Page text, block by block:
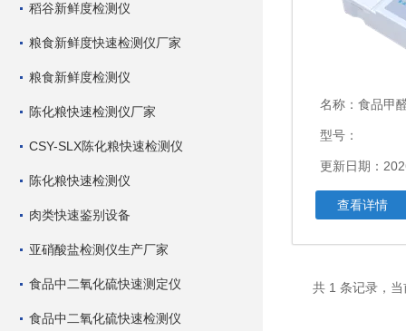
稻谷新鲜度检测仪
粮食新鲜度快速检测仪厂家
粮食新鲜度检测仪
陈化粮快速检测仪厂家
CSY-SLX陈化粮快速检测仪
陈化粮快速检测仪
肉类快速鉴别设备
亚硝酸盐检测仪生产厂家
食品中二氧化硫快速测定仪
食品中二氧化硫快速检测仪
名称： 食品甲
型号：
更新日期：
查看详情
共 1 条记录，